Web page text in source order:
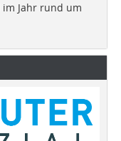
im Jahr rund um